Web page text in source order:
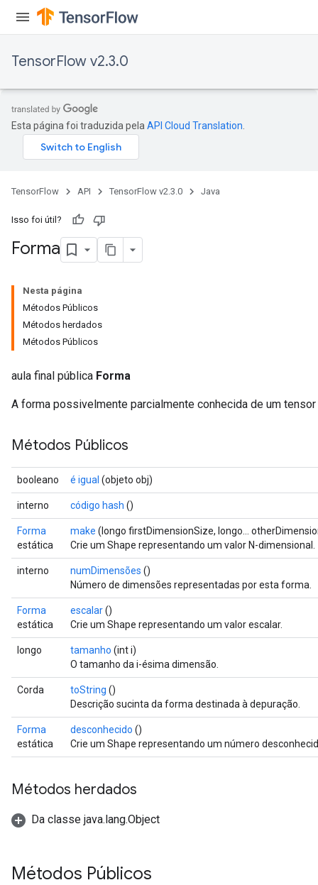
TensorFlow v2.3.0
Esta página foi traduzida pela API Cloud Translation
TensorFlow API TensorFlow v2.3.0 Java
Isso foi útil?
Forma
Nesta página
Métodos Públicos
Métodos herdados
Métodos Públicos
aula final pública Forma
A forma possivelmente parcialmente conhecida de um
Métodos Públicos
booleano é igual (objeto obj)
interno código hash ()
Forma
estática
make (longo firstDimensionSize, longo...
Crie um Shape representando um valor N-dimensional.
interno numDimensões ()
Número de dimensões representadas por esta forma.
Forma
estática
escalar()
Crie um Shape representando um valor escalar.
longo tamanho (int i)
O tamanho da i-ésima dimensão.
Corda toString ()
Descrição sucinta da forma destinada à depuração.
Forma
estática
desconhecido ()
Crie um Shape representando um número
Métodos herdados
Da classe java.lang.Object
Métodos Públicos